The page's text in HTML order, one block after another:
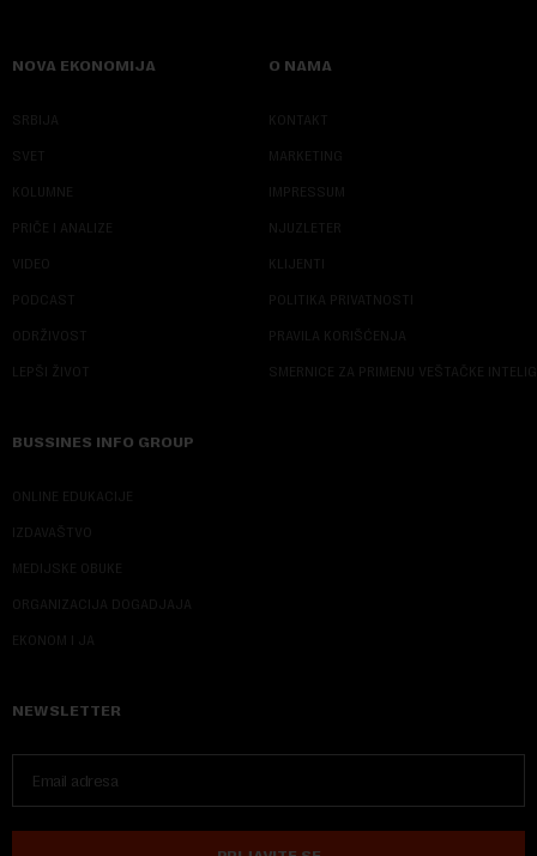
NOVA EKONOMIJA
SRBIJA
SVET
KOLUMNE
PRIČE I ANALIZE
VIDEO
PODCAST
ODRŽIVOST
LEPŠI ŽIVOT
O NAMA
KONTAKT
MARKETING
IMPRESSUM
NJUZLETER
KLIJENTI
POLITIKA PRIVATNOSTI
PRAVILA KORIŠĆENJA
SMERNICE ZA PRIMENU VEŠTAČKE
BUSSINES INFO GROUP
ONLINE EDUKACIJE
IZDAVAŠTVO
MEDIJSKE OBUKE
ORGANIZACIJA DOGADJAJA
EKONOM I JA
NEWSLETTER